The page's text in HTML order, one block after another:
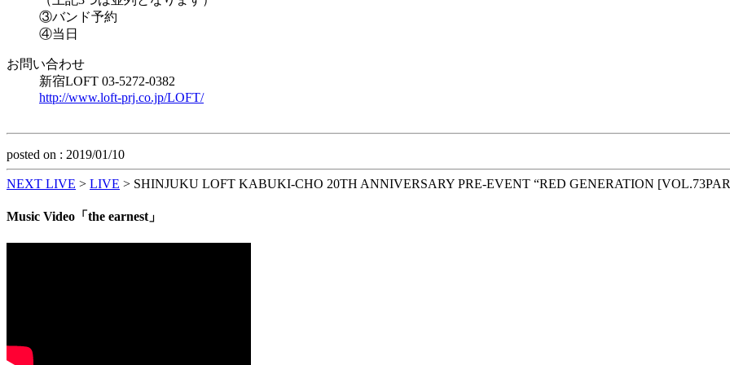
③バンド予約
④当日
お問い合わせ
新宿LOFT 03-5272-0382
http://www.loft-prj.co.jp/LOFT/
posted on : 2019/01/10
NEXT LIVE > LIVE > SHINJUKU LOFT KABUKI-CHO 20TH ANNIVERSARY PRE-EVENT “RED GENERATION
Music Video「the earnest」